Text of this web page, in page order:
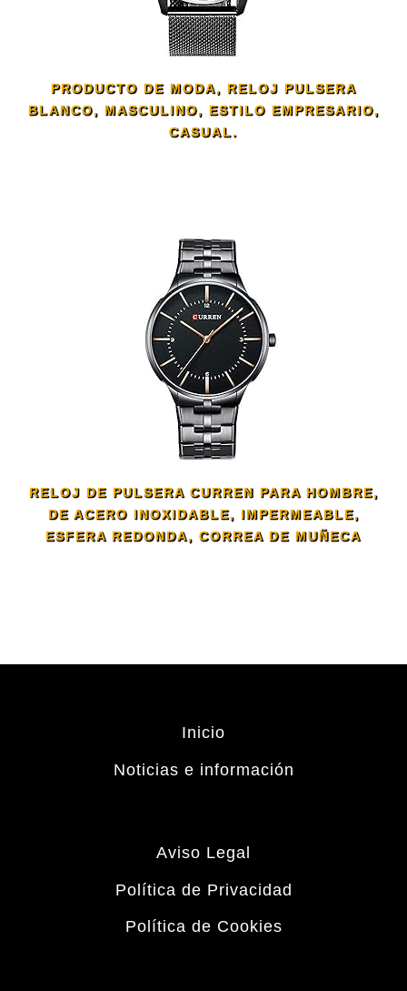
PRODUCTO DE MODA, RELOJ PULSERA
BLANCO, MASCULINO, ESTILO EMPRESARIO,
CASUAL.
RELOJ DE PULSERA CURREN PARA HOMBRE,
DE ACERO INOXIDABLE, IMPERMEABLE,
ESFERA REDONDA, CORREA DE MUÑECA
Inicio
Noticias e información
Aviso Legal
Política de Privacidad
Política de Cookies